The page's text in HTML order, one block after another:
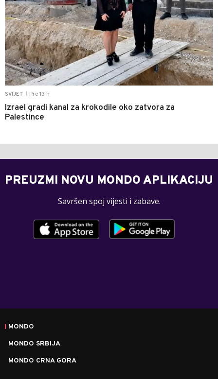
SVIJET Pre 13 h
Izrael gradi kanal za krokodile oko zatvora za
Palestince
PREUZMI NOVU MONDO APLIKACIJU
Savršen spoj vijesti i zabave.
MONDO
MONDO SRBIJA
MONDO CRNA GORA